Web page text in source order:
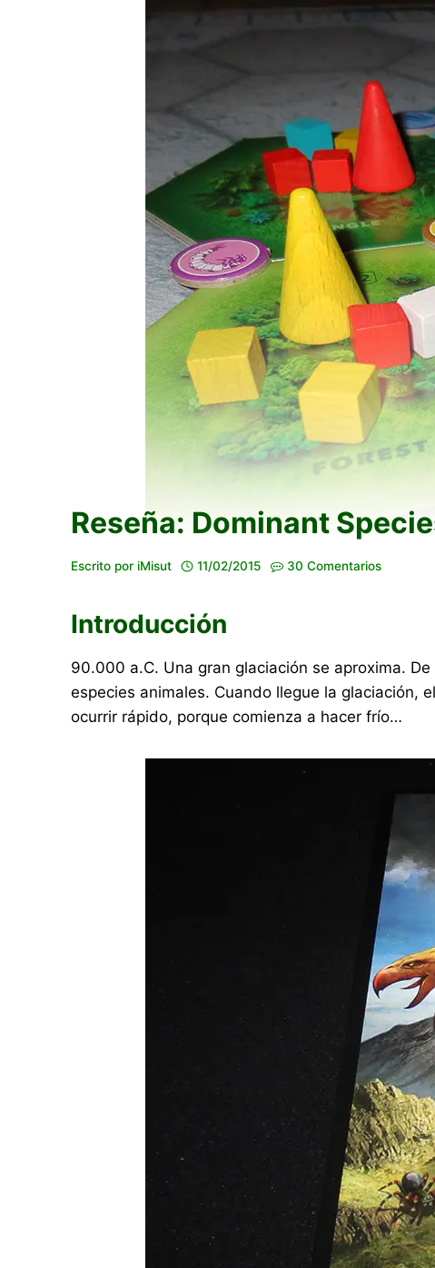
Reseña: Dominant
Escrito por iMisut 11/02/2015 30 Comentarios
Introducción
90.000 a.C. Una gran glaciación se aproxima.
especies animales. Cuando llegue la glaciación,
ocurrir rápido, porque comienza a hacer frío…